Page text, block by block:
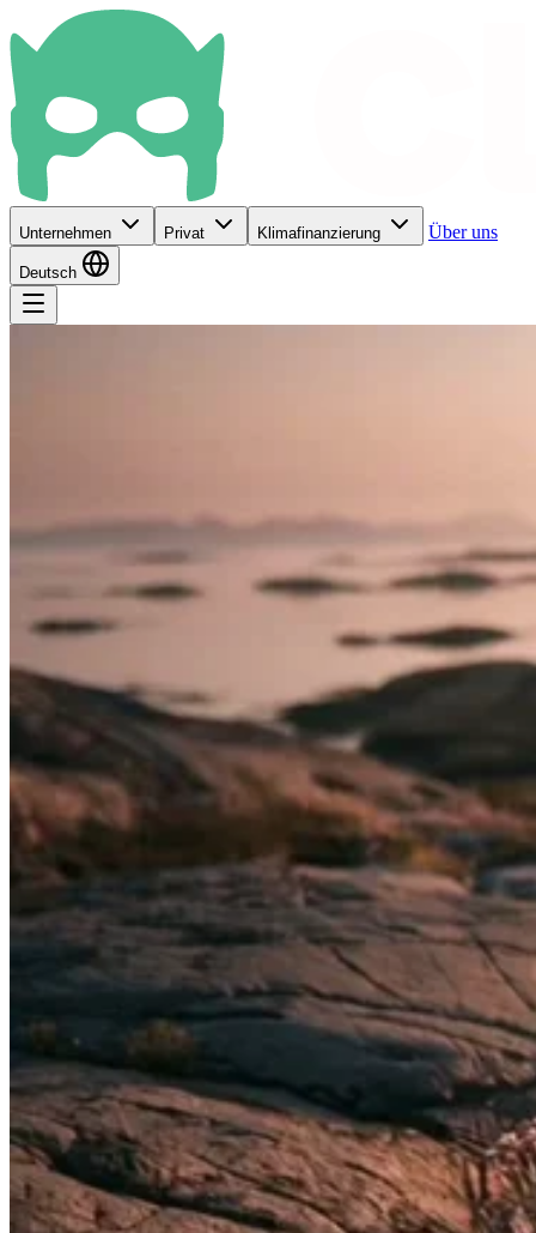
Unternehmen Privat Klimafinanzierung Über uns
Deutsch